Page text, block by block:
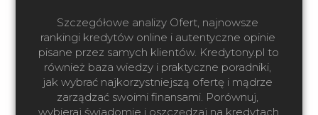
Szczegółowe analizy Ofert, najnowsze
rankingi kredytów online i autentyczne opinie
pisane przez samych klientów. Kredytony.pl to
również baza wiedzy i praktyczne poradniki,
jak wybrać najkorzystniejszą ofertę i mądrze
zarządzać swoimi finansami. Porównuj,
wybieraj świadomie i oszczędzaj na kredytach